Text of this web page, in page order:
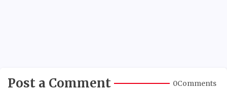
Post a Comment 0Comments